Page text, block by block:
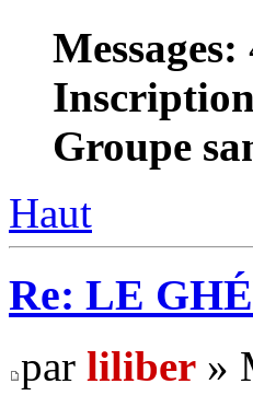
Messages:
Groupe
Haut
Re: LE
par liliber »